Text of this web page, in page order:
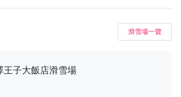
滑雪場一覽
王子大飯店滑雪場